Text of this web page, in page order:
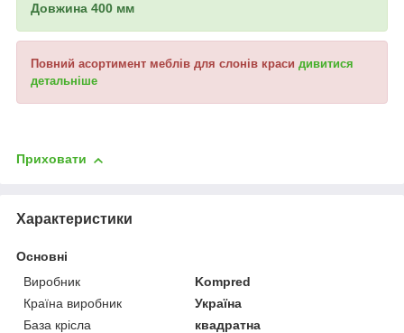
Довжина 400 мм
Повний асортимент меблів для слонів краси дивитися
детальніше
Приховати
Характеристики
Основні
Виробник
Kompred
Країна виробник
Україна
База крісла
квадратна